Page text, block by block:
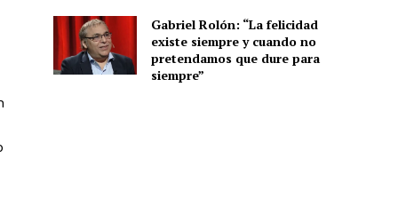
Gabriel Rolón: “La felicidad
existe siempre y cuando no
pretendamos que dure para
siempre”